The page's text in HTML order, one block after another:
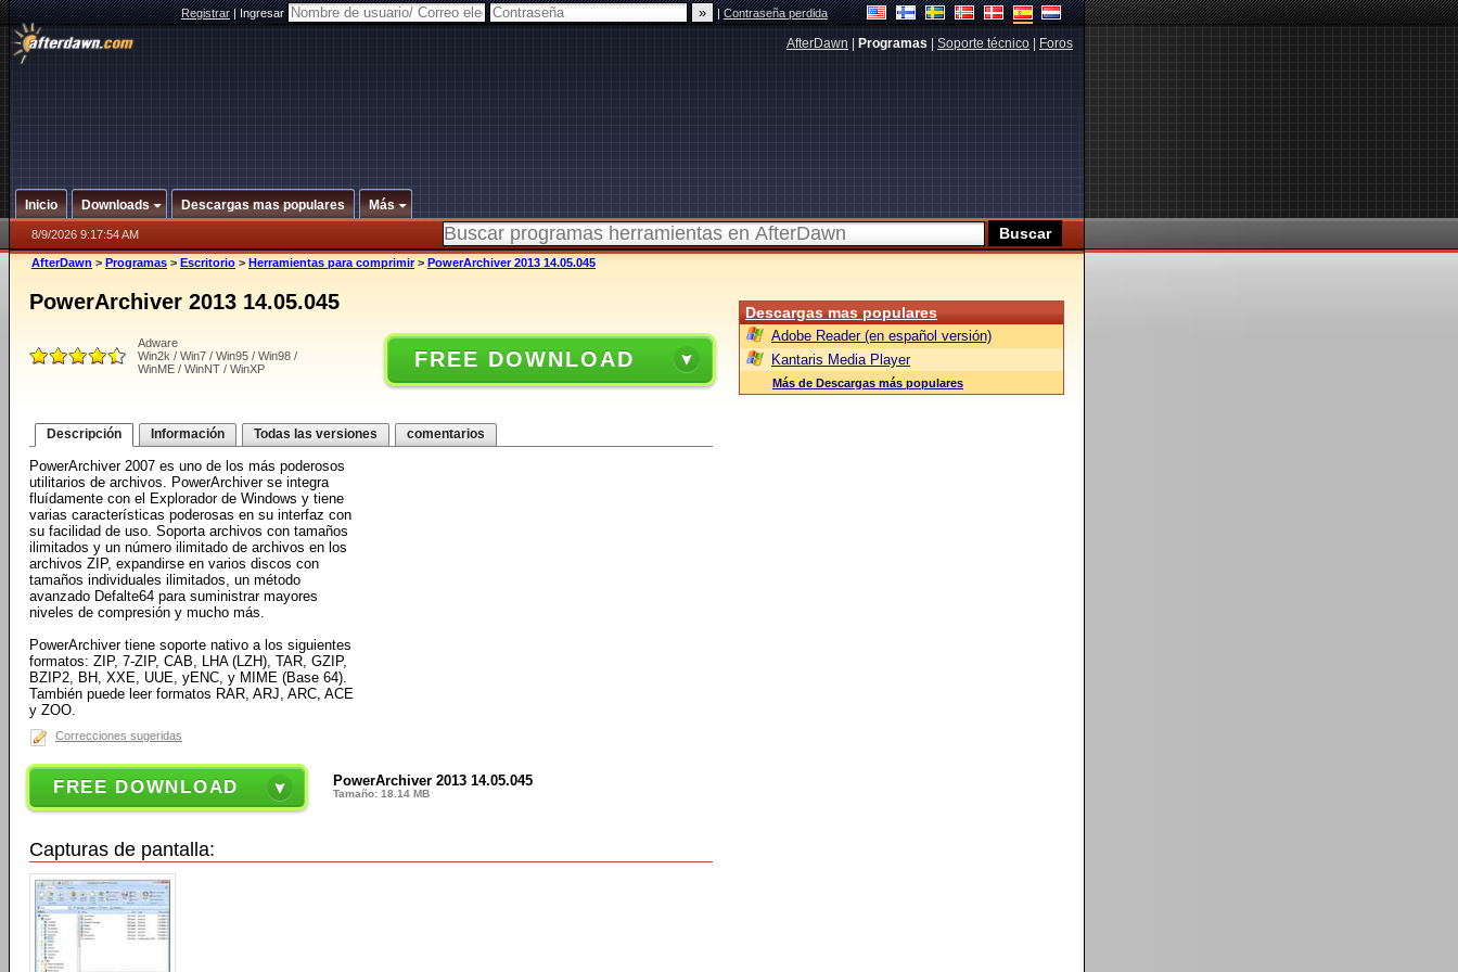
Registrar|Ingresar |Contraseña perdida
AfterDawn Programas Soporte técnico Foros
Inicio Downloads Descargas mas populares Más
8/9/2026 9:17:54 AM
AfterDawn > Programas > Escritorio > Herramientas para comprimir > PowerArchiver 2013 14.05.045
PowerArchiver 2013 14.05.045
Adware
Win2k / Win7 / Win95 / Win98 /
WinME / WinNT / WinXP
FREE DOWNLOAD
Descripción Información Todas las versiones comentarios
PowerArchiver 2007 es uno de los más poderosos
utilitarios de archivos. PowerArchiver se integra
fluídamente con el Explorador de Windows y tiene
varias características poderosas en su interfaz con
su facilidad de uso. Soporta archivos con tamaños
ilimitados y un número ilimitado de archivos en los
archivos ZIP, expandirse en varios discos con
tamaños individuales ilimitados, un método
avanzado Defalte64 para suministrar mayores
niveles de compresión y mucho más.
PowerArchiver tiene soporte nativo a los siguientes
formatos: ZIP, 7-ZIP, CAB, LHA (LZH), TAR, GZIP,
BZIP2, BH, XXE, UUE, yENC, y MIME (Base 64).
También puede leer formatos RAR, ARJ, ARC, ACE
y ZOO.
Correcciones sugeridas
FREE DOWNLOAD PowerArchiver 2013 14.05.045
Tamaño: 18.14 MB
Capturas de pantalla:
Descargas mas populares
Adobe Reader (en español versión)
Kantaris Media Player
Más de Descargas más populares